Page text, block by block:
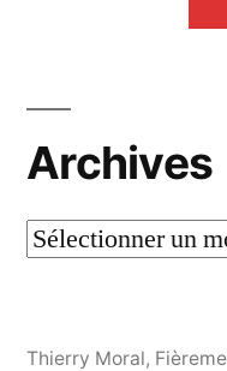
Archives
Thierry Moral,